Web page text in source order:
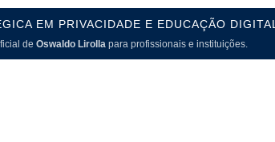
EM PRIVACIDADE E EDUCAÇÃO DIGITAL
de Oswaldo Lirolla para profissionais e instituições.